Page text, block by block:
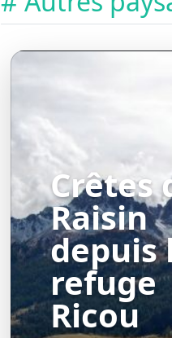
Crêtes
Raisin
depuis
refuge
Ricou